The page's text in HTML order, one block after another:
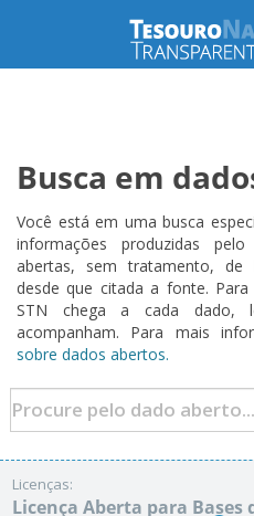
Busca em
Você está em uma busca
informações produzidas
abertas, sem tratamento, de
desde que citada a fonte.
STN chega a cada dado,
acompanham. Para mais
sobre dados abertos.
Licenças:
Licença Aberta para Bases